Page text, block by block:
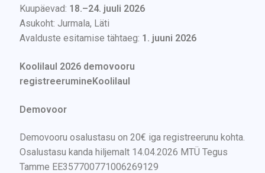
Kuupäevad: 18.–24. juuli 2026
Asukoht: Jurmala, Läti
Avalduste esitamise tähtaeg: 1. juuni 2026
Koolilaul 2026 demovooru
registreerumineKoolilaul
Demovoor
Demovooru osalustasu on 20€ iga registreerunu kohta.
Osalustasu kanda hiljemalt 14.04.2026 MTÜ Tegus
Tamme EE357700771006269129